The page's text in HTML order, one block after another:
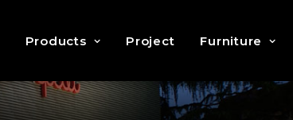
Products Project Furniture